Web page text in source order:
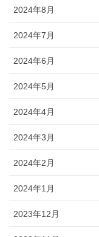
2024年8月
2024年7月
2024年6月
2024年5月
2024年4月
2024年3月
2024年2月
2024年1月
2023年12月